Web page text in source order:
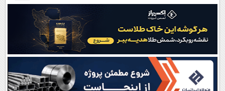
آرشیو
نظرسنجی
آب و هوا
اوقات شرعی
سواد زندگی